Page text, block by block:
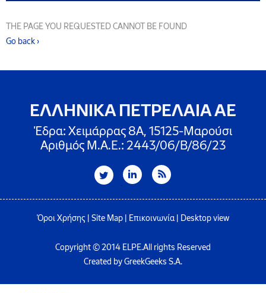
THE PAGE YOU REQUESTED CANNOT BE FOUND
Go back ›
ΕΛΛΗΝΙΚΑ ΠΕΤΡΕΛΑΙΑ ΑΕ
Έδρα: Χειμάρρας 8A, 15125-Μαρούσι
Αριθμός Μ.Α.Ε.: 2443/06/Β/86/23
Όροι Χρήσης Site Map Επικοινωνία| Desktop view
Copyright © 2014 ELPE.All rights Reserved
Created by GreekGeeks S.A.